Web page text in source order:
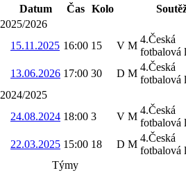
Datum Čas Kolo
2025/2026
15.11.2025 16:00 15 V M
4.Česká
fotbalová
13.06.2026 17:00 30 D M
4.Česká
fotbalová
2024/2025
24.08.2024 18:00 3 V M
4.Česká
fotbalová
22.03.2025 15:00 18 D M
4.Česká
fotbalová
Týmy